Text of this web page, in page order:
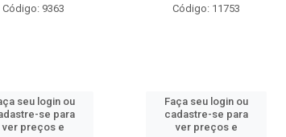
Código: 9363
seu login ou
se para
ver preços e
Código: 11753
Faça seu login ou
cadastre-se para
ver preços e